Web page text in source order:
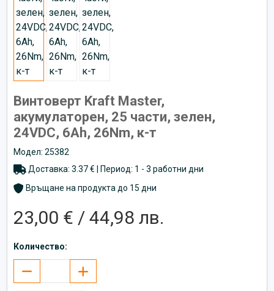
Винтоверт Kraft Master,
акумулаторен, 25 части, зелен,
24VDC, 6Ah, 26Nm, к-т
Модел: 25382
Доставка: 3.37 € | Период: 1 - 3 работни дни
Връщане на продукта до 15 дни
23,00 € / 44,98 лв.
Количество: